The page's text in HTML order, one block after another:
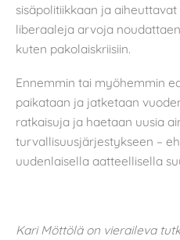
sisäpolitiikkaan ja
liberaaleja arvoja
kuten pakolaiskriisiin.
Ennemmin tai myöhemmin
paikataan ja jatketaan
ratkaisuja ja haetaan uusia
turvallisuusjärjestykseen –
uudenlaisella aatteellisella
Kari Möttölä on vieraileva